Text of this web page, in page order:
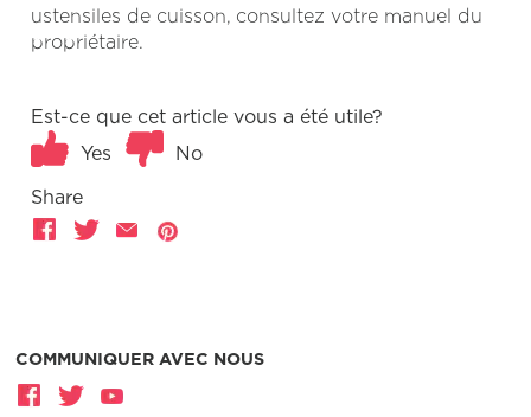
ustensiles de cuisson, consultez votre manuel du
propriétaire.
Est-ce que cet article vous a été utile?
Yes
No
Share
COMMUNIQUER AVEC NOUS